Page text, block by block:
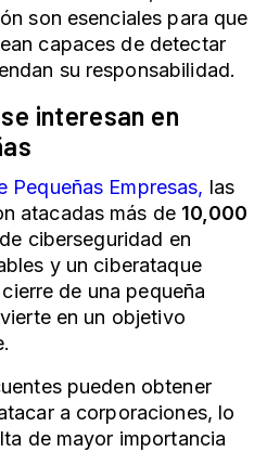
son esenciales para que
capaces de detectar
su responsabilidad.
interesan en
Pequeñas Empresas, las
atacadas más de 10,000
ciberseguridad en
y un ciberataque
de una pequeña
en un objetivo
pueden obtener
a corporaciones, lo
de mayor importancia